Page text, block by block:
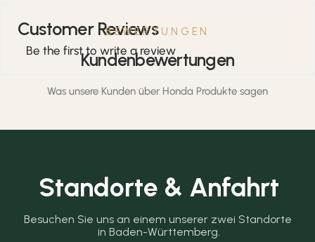
BEWERTUNGEN
Kundenbewertungen
Was unsere Kunden über Honda Produkte sagen
Customer Reviews
Be the first to write a review
Standorte & Anfahrt
Besuchen Sie uns an einem unserer zwei Standorte
in Baden-Württemberg.